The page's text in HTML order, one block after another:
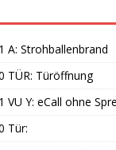
A: Strohballenbrand
TÜR: Türöffnung
VU Y: eCall ohne
Tür: